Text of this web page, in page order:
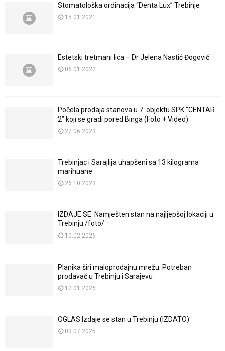
Stomatološka ordinacija “Denta Lux” Trebinje
15.01.2021
Estetski tretmani lica – Dr Jelena Nastić Đogović
06.01.2022
Počela prodaja stanova u 7. objektu SPK “CENTAR
2” koji se gradi pored Binga (Foto + Video)
27.06.2023
Trebinjac i Sarajlija uhapšeni sa 13 kilograma
marihuane
26.10.2023
IZDAJE SE: Namješten stan na najljepšoj lokaciji u
Trebinju /foto/
10.02.2026
Planika širi maloprodajnu mrežu: Potreban
prodavač u Trebinju i Sarajevu
12.01.2026
OGLAS Izdaje se stan u Trebinju (IZDATO)
03.07.2025